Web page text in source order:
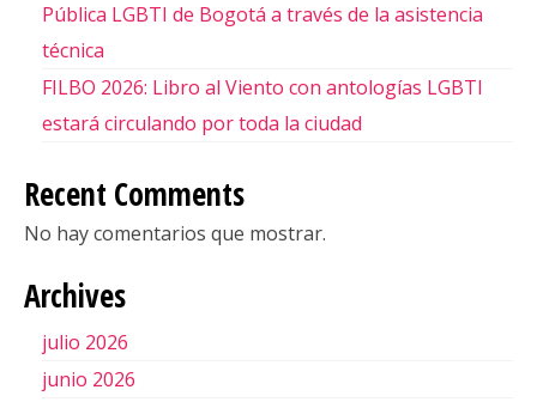
Pública LGBTI de Bogotá a través de la asistencia
técnica
FILBO 2026: Libro al Viento con antologías LGBTI
estará circulando por toda la ciudad
Recent Comments
No hay comentarios que mostrar.
Archives
julio 2026
junio 2026